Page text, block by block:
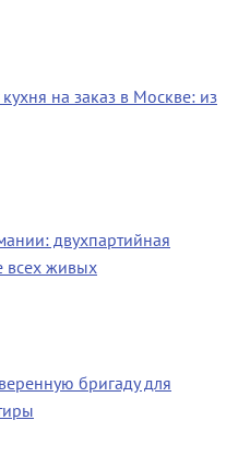
кухня на заказ в Москве: из
двухпартийная
всех живых
бригаду для